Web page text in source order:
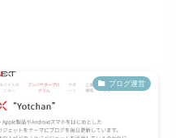
ブログ運営